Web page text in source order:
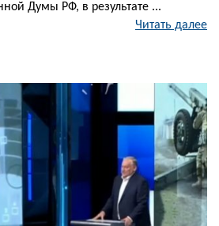
Думы РФ, в результате ...
Читать далее